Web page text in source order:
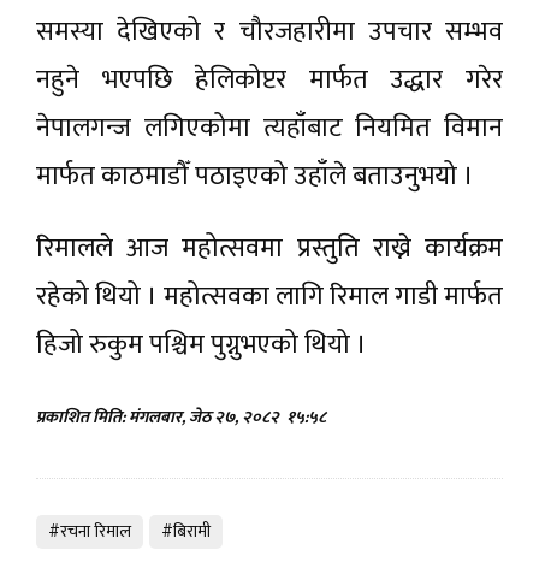
समस्या देखिएको र चौरजहारीमा उपचार सम्भव
नहुने भएपछि हेलिकोप्टर मार्फत उद्धार गरेर
नेपालगन्ज लगिएकोमा त्यहाँबाट नियमित विमान
मार्फत काठमाडौँ पठाइएको उहाँले बताउनुभयो ।
रिमालले आज महोत्सवमा प्रस्तुति राख्ने कार्यक्रम
रहेको थियो । महोत्सवका लागि रिमाल गाडी मार्फत
हिजो रुकुम पश्चिम पुग्नुभएको थियो ।
प्रकाशित मिति: मंगलबार, जेठ २७, २०८२ १५:५८
#रचना रिमाल #बिरामी